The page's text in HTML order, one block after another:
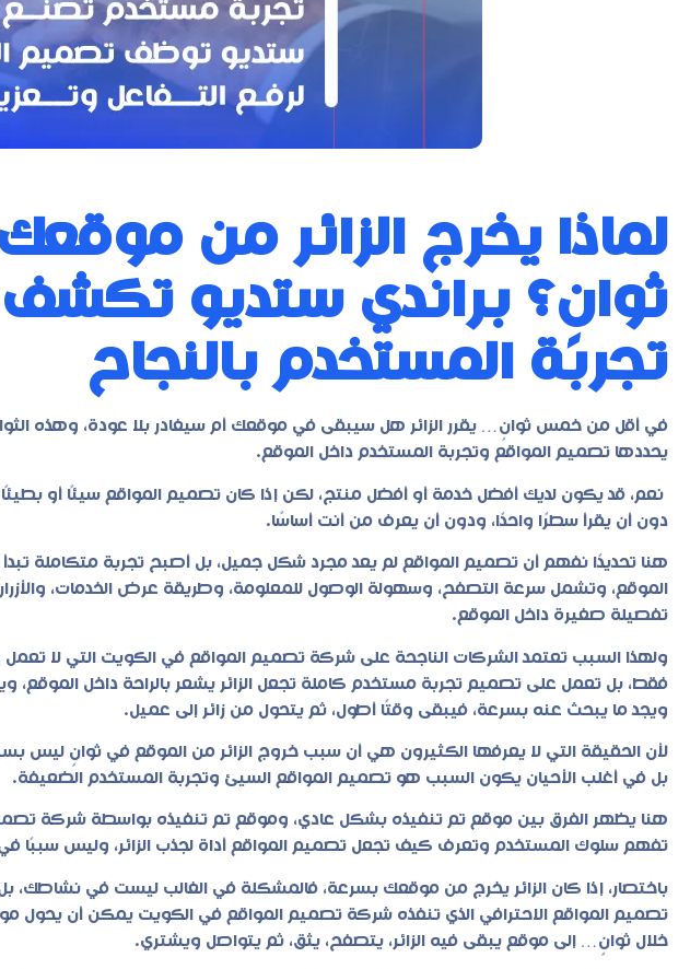
لماذا يخرج الزائر من
ثوانٍ؟ براندي ستديو تكشف
تجربة المستخدم بالنجاح
في أقل من خمس ثوانٍ… يقرر الزائر هل سيبقى في موقعك أم سيغادر بلا عودة، وهذه
يحددها تصميم المواقع وتجربة المستخدم داخل الموقع.
نعم، قد يكون لديك أفضل خدمة أو أفضل منتج، لكن إذا كان تصميم المواقع سيئًا أو بطيئًا أو
دون أن يقرأ سطرًا واحدًا، ودون أن يعرف من أنت أساسًا.
هنا تحديدًا نفهم أن تصميم المواقع لم يعد مجرد شكل جميل، بل أصبح تجربة متكاملة تبدأ
الموقع، وتشمل سرعة التصفح، وسهولة الوصول للمعلومة، وطريقة عرض الخدمات،
تفصيلة صغيرة داخل الموقع.
ولهذا السبب تعتمد الشركات الناجحة على شركة تصميم المواقع في الكويت التي لا
فقط، بل تعمل على تصميم تجربة مستخدم كاملة تجعل الزائر يشعر بالراحة داخل الموقع،
ويجد ما يبحث عنه بسرعة، فيبقى وقتًا أطول، ثم يتحول من زائر إلى عميل.
لأن الحقيقة التي لا يعرفها الكثيرون هي أن سبب خروج الزائر من الموقع في ثوانٍ ليس
بل في أغلب الأحيان يكون السبب هو تصميم المواقع السيئ وتجربة المستخدم الضعيفة.
هنا يظهر الفرق بين موقع تم تنفيذه بشكل عادي، وموقع تم تنفيذه بواسطة شركة
تفهم سلوك المستخدم وتعرف كيف تجعل تصميم المواقع أداة لجذب الزائر، وليس سببًا
باختصار، إذا كان الزائر يخرج من موقعك بسرعة، فالمشكلة في الغالب ليست في نشاطك،
تصميم المواقع الاحترافي الذي تنفذه شركة تصميم المواقع في الكويت يمكن أن يحول
خلال ثوانٍ… إلى موقع يبقى فيه الزائر، يتصفح، يثق، ثم يتواصل ويشتري.